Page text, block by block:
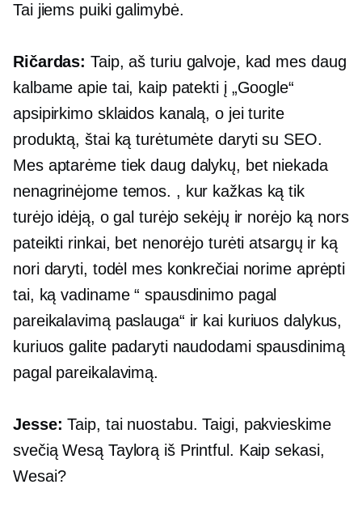
Tai jiems puiki galimybė.
Ričardas: Taip, aš turiu galvoje, kad mes daug
kalbame apie tai, kaip patekti į „Google“
apsipirkimo sklaidos kanalą, o jei turite
produktą, štai ką turėtumėte daryti su SEO.
Mes aptarėme tiek daug dalykų, bet niekada
nenagrinėjome temos. , kur kažkas ką tik
turėjo idėją, o gal turėjo sekėjų ir norėjo ką nors
pateikti rinkai, bet nenorėjo turėti atsargų ir ką
nori daryti, todėl mes konkrečiai norime aprėpti
tai, ką vadiname “ spausdinimo pagal
pareikalavimą paslauga“ ir kai kuriuos dalykus,
kuriuos galite padaryti naudodami spausdinimą
pagal pareikalavimą.
Jesse: Taip, tai nuostabu. Taigi, pakvieskime
svečią Wesą Taylorą iš Printful. Kaip sekasi,
Wesai?